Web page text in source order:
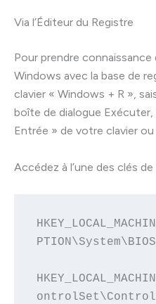
Via l’Éditeur du Registre
Pour prendre
Windows avec la base de
clavier « Windows + R »,
boîte de dialogue
Entrée » de votre clavier ou
Accédez à l’une des clés
PTION\System\BIOS